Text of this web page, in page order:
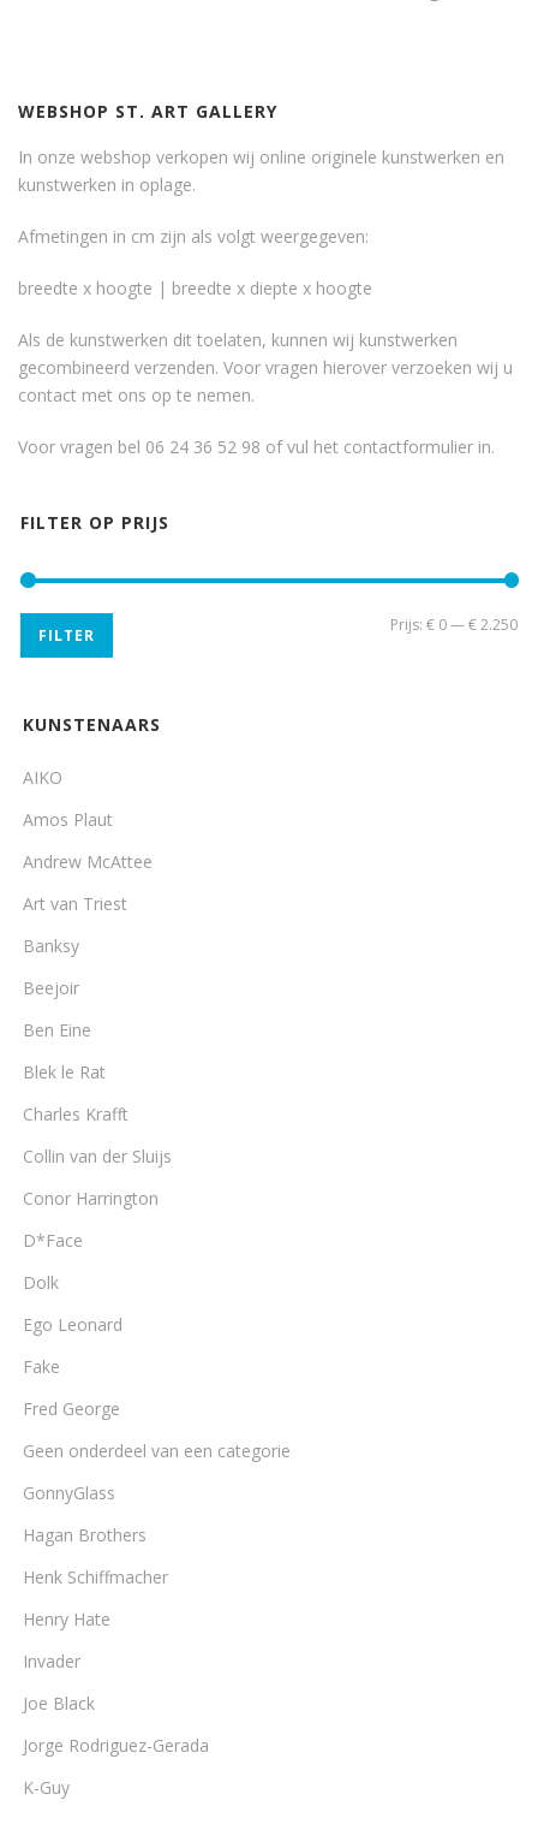
WEBSHOP ST. ART GALLERY
In onze webshop verkopen wij online originele kunstwerken en
kunstwerken in oplage.
Afmetingen in cm zijn als volgt weergegeven:
breedte x hoogte | breedte x diepte x hoogte
Als de kunstwerken dit toelaten, kunnen wij kunstwerken
gecombineerd verzenden. Voor vragen hierover verzoeken wij u
contact met ons op te nemen.
Voor vragen bel 06 24 36 52 98 of vul het contactformulier in.
FILTER OP PRIJS
FILTER
Prijs: € 0—€ 2.250
KUNSTENAARS
AIKO
Amos Plaut
Andrew McAttee
Art van Triest
Banksy
Beejoir
Ben Eine
Blek le Rat
Charles Krafft
Collin van der Sluijs
Conor Harrington
D*Face
Dolk
Ego Leonard
Fake
Fred George
Geen onderdeel van een categorie
GonnyGlass
Hagan Brothers
Henk Schiffmacher
Henry Hate
Invader
Joe Black
Jorge Rodriguez-Gerada
K-Guy